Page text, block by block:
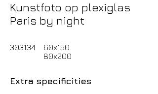
Kunstfoto op plexiglas
Paris by night
303134 60x150
80x200
Extra specificities